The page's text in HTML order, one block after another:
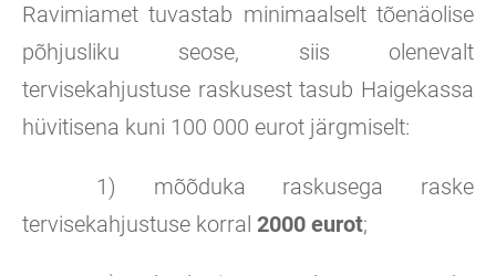
Ravimiamet tuvastab minimaalselt tõenäolise
põhjusliku seose, siis olenevalt
tervisekahjustuse raskusest tasub Haigekassa
hüvitisena kuni 100 000 eurot järgmiselt:
1) mõõduka raskusega raske
tervisekahjustuse korral 2000 eurot;